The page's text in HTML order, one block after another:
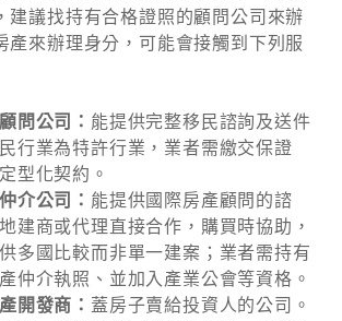
建議找持有合格證照的顧問公司來辦
產來辦理身分，可能會接觸到下列服
問公司： 能提供完整移民諮詢及送件
行業為特許行業，業者需繳交保證
型化契約。
介公司： 能提供國際房產顧問的諮
建商或代理直接合作，購買時協助，
多國比較而非單一建案；業者需持有
仲介執照、並加入產業公會等資格。
開發商： 蓋房子賣給投資人的公司。